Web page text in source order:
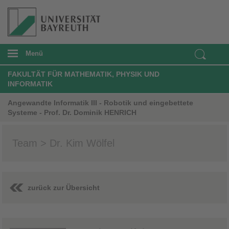
Menü
FAKULTÄT FÜR MATHEMATIK, PHYSIK UND
INFORMATIK
Angewandte Informatik III - Robotik und eingebettete
Systeme - Prof. Dr. Dominik HENRICH
Team > Dr. Kim Wölfel
zurück zur Übersicht